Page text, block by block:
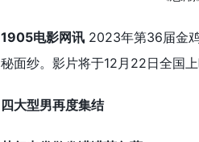
1905电影网讯 2023年第36届金
秘面纱。 影片将于12月22日全国上
四大型男再度集结